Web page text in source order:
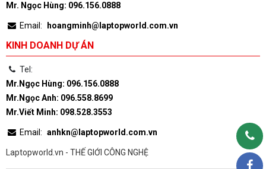
Mr. Ngọc Hùng: 096.156.0888
Email: hoangminh@laptopworld.com.vn
KINH DOANH DỰ ÁN
Tel:
Mr.Ngọc Hùng: 096.156.0888
Mr.Ngọc Anh: 096.558.8699
Mr.Viết Minh: 098.528.3553
Email: anhkn@laptopworld.com.vn
Laptopworld.vn - THẾ GIỚI CÔNG NGHỆ